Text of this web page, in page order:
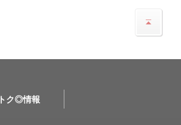
トク◎情報